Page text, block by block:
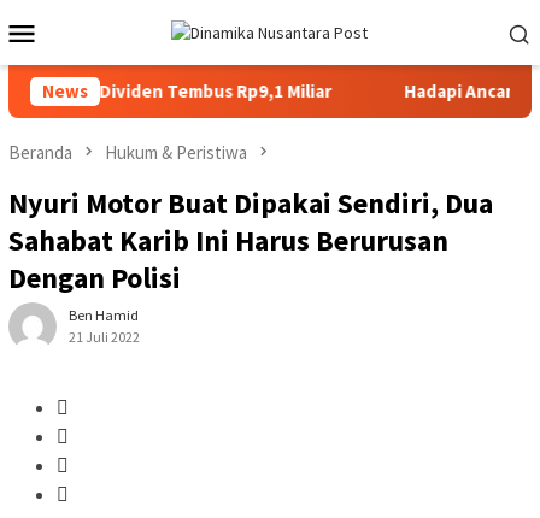
ke
kontenMobile
News
Dividen Tembus Rp9,1 Miliar Hadapi Ancaman
Beranda Hukum & Peristiwa
Nyuri Motor Buat Dipakai Sendiri, Dua
Sahabat Karib Ini Harus Berurusan
Dengan Polisi
Ben Hamid
21 Juli 2022